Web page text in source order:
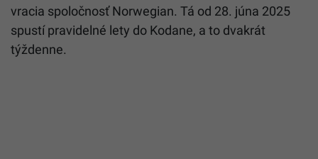
vracia spoločnosť Norwegian. Tá od 28. júna 2025
spustí pravidelné lety do Kodane, a to dvakrát
týždenne.